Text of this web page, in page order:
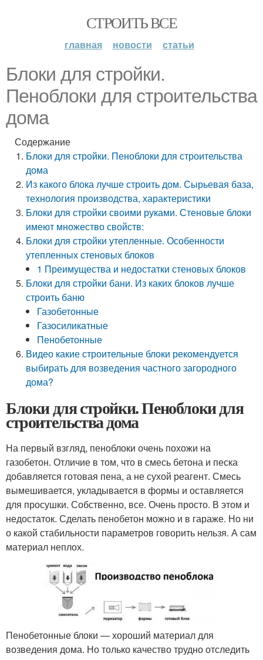
СТРОИТЬ ВСЕ
главная новости статьи
Блоки для стройки.
Пеноблоки для строительства
дома
Содержание
Блоки для стройки. Пеноблоки для строительства
дома
Из какого блока лучше строить дом. Сырьевая база,
технология производства, характеристики
Блоки для стройки своими руками. Стеновые блоки
имеют множество свойств:
Блоки для стройки утепленные. Особенности
утепленных стеновых блоков
1 Преимущества и недостатки стеновых блоков
Блоки для стройки бани. Из каких блоков лучше
строить баню
Газобетонные
Газосиликатные
Пенобетонные
Видео какие строительные блоки рекомендуется
выбирать для возведения частного загородного
дома?
Блоки для стройки. Пеноблоки для
строительства дома
На первый взгляд, пеноблоки очень похожи на
газобетон. Отличие в том, что в смесь бетона и песка
добавляется готовая пена, а не сухой реагент. Смесь
вымешивается, укладывается в формы и оставляется
для просушки. Собственно, все. Очень просто. В этом и
недостаток. Сделать пенобетон можно и в гараже. Но ни
о какой стабильности параметров говорить нельзя. А сам
материал неплох.
Пенобетонные блоки — хороший материал для
возведения дома. Но только качество трудно отследить